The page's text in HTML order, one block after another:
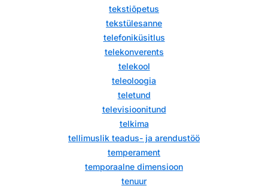
tekstiõpetus
tekstülesanne
telefoniküsitlus
telekonverents
telekool
teleoloogia
teletund
televisioonitund
telkima
tellimuslik teadus- ja arendustöö
temperament
temporaalne dimensioon
tenuur